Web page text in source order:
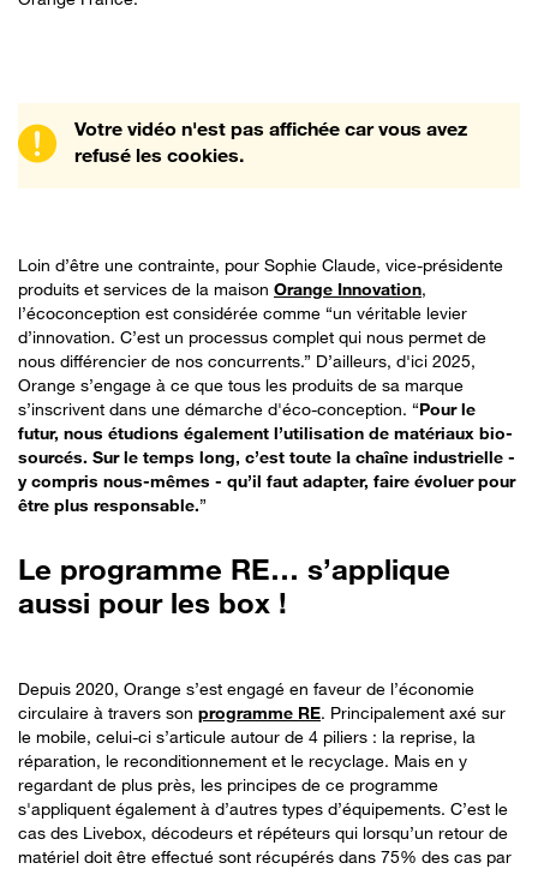
Votre vidéo n'est pas affichée car vous avez
refusé les cookies.
Loin d’être une contrainte, pour Sophie Claude, vice-présidente
produits et services de la maison Orange Innovation,
l’écoconception est considérée comme “un véritable levier
d’innovation. C’est un processus complet qui nous permet de
nous différencier de nos concurrents.” D’ailleurs, d'ici 2025,
Orange s’engage à ce que tous les produits de sa marque
s’inscrivent dans une démarche d'éco-conception. “Pour le
futur, nous étudions également l’utilisation de matériaux bio-
sourcés. Sur le temps long, c’est toute la chaîne industrielle -
y compris nous-mêmes - qu’il faut adapter, faire évoluer pour
être plus responsable.”
Le programme RE… s’applique
aussi pour les box !
Depuis 2020, Orange s’est engagé en faveur de l’économie
circulaire à travers son programme RE. Principalement axé sur
le mobile, celui-ci s’articule autour de 4 piliers : la reprise, la
réparation, le reconditionnement et le recyclage. Mais en y
regardant de plus près, les principes de ce programme
s'appliquent également à d’autres types d’équipements. C’est le
cas des Livebox, décodeurs et répéteurs qui lorsqu’un retour de
matériel doit être effectué sont récupérés dans 75% des cas par